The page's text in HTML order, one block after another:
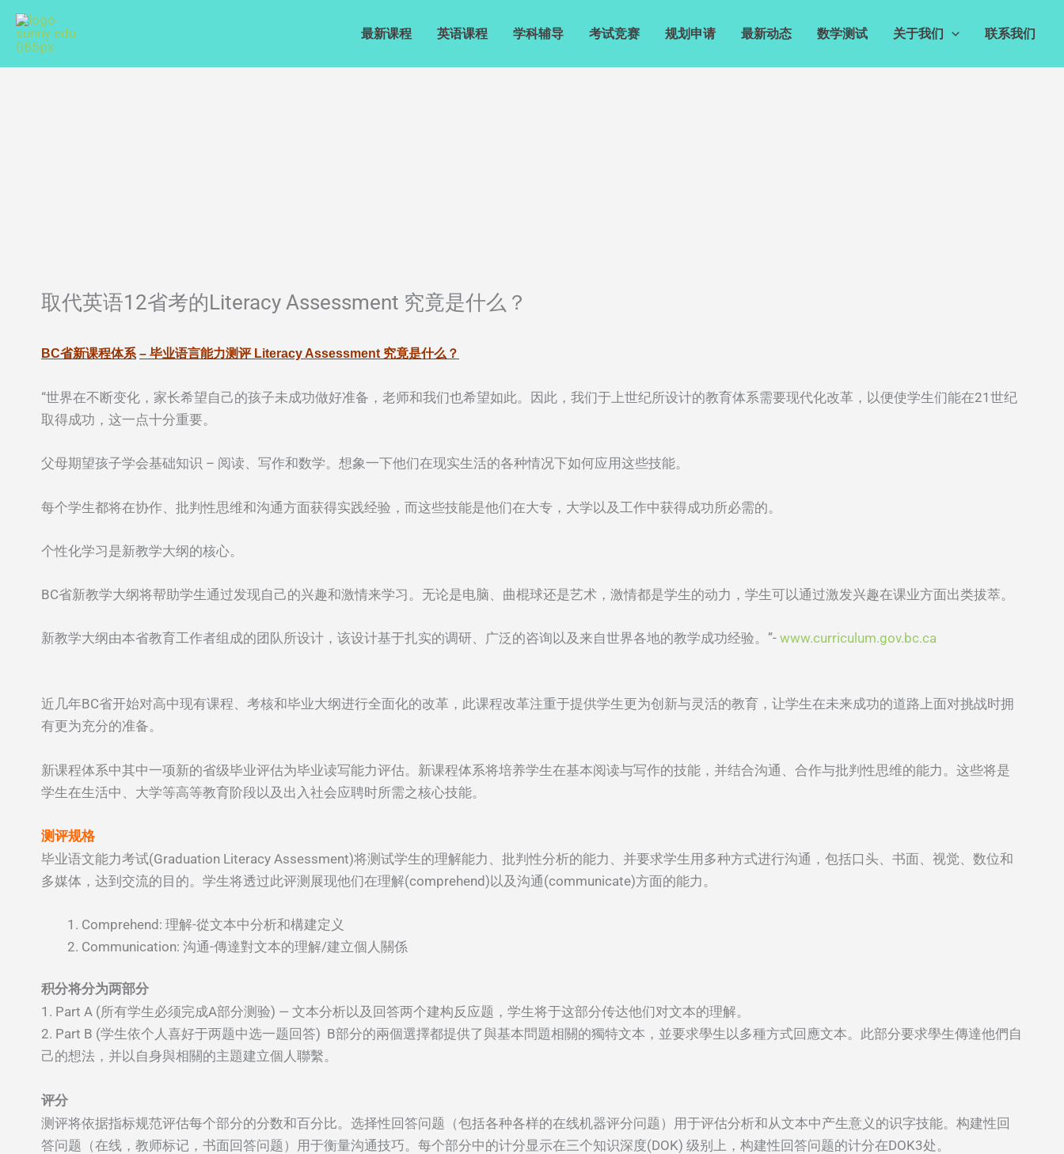
Skip
content
最新课程 英语课程 学科辅导 考试竞赛 规划申请 最新动态 数学测试 关于我们 联系我们
取代英语12省考的Literacy Assessment 究竟是什么？
BC省新课程体系 – 毕业语言能力测评 Literacy Assessment 究竟是什么？
“世界在不断变化，家长希望自己的孩子未成功做好准备，老师和我们也希望如此。因此，我们于上世纪所设计的教育体系需要现代化改革，以便使学生们能在21世纪
取得成功，这一点十分重要。
父母期望孩子学会基础知识 – 阅读、写作和数学。想象一下他们在现实生活的各种情况下如何应用这些技能。
每个学生都将在协作、批判性思维和沟通方面获得实践经验，而这些技能是他们在大专，大学以及工作中获得成功所必需的。
个性化学习是新教学大纲的核心。
BC省新教学大纲将帮助学生通过发现自己的兴趣和激情来学习。无论是电脑、曲棍球还是艺术，激情都是学生的动力，学生可以通过激发兴趣在课业方面出类拔萃。
新教学大纲由本省教育工作者组成的团队所设计，该设计基于扎实的调研、广泛的咨询以及来自世界各地的教学成功经验。”- www.curriculum.gov.bc.ca
近几年BC省开始对高中现有课程、考核和毕业大纲进行全面化的改革，此课程改革注重于提供学生更为创新与灵活的教育，让学生在未来成功的道路上面对挑战时拥
有更为充分的准备。
新课程体系中其中一项新的省级毕业评估为毕业读写能力评估。新课程体系将培养学生在基本阅读与写作的技能，并结合沟通、合作与批判性思维的能力。这些将是
学生在生活中、大学等高等教育阶段以及出入社会应聘时所需之核心技能。
测评规格
毕业语文能力考试(Graduation Literacy Assessment)将测试学生的理解能力、批判性分析的能力、并要求学生用多种方式进行沟通，包括口头、书面、视觉、数位和
多媒体，达到交流的目的。学生将透过此评测展现他们在理解(comprehend)以及沟通(communicate)方面的能力。
Comprehend: 理解-從文本中分析和構建定义
Communication: 沟通-傳達對文本的理解/建立個人關係
积分将分为两部分
1. Part A (所有学生必须完成A部分测验) — 文本分析以及回答两个建构反应题，学生将于这部分传达他们对文本的理解。
2. Part B (学生依个人喜好于两题中选一题回答) B部分的兩個選擇都提供了與基本問題相關的獨特文本，並要求學生以多種方式回應文本。此部分要求學生傳達他們自
己的想法，并以自身與相關的主題建立個人聯繫。
评分
测评将依据指标规范评估每个部分的分数和百分比。选择性回答问题（包括各种各样的在线机器评分问题）用于评估分析和从文本中产生意义的识字技能。构建性回
答问题（在线，教师标记，书面回答问题）用于衡量沟通技巧。每个部分中的计分显示在三个知识深度(DOK) 级别上，构建性回答问题的计分在DOK3处。